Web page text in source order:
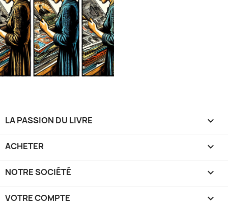
LA PASSION DU LIVRE 
ACHETER 
NOTRE SOCIÉTÉ 
VOTRE COMPTE 